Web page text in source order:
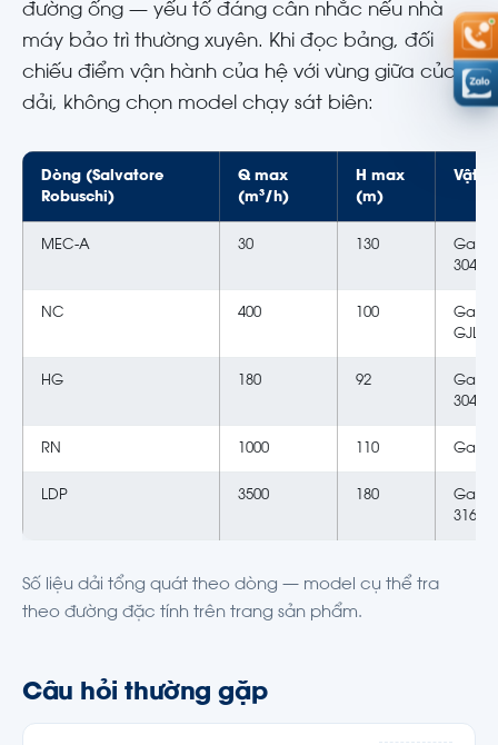
đường ống — yếu tố đáng cân nhắc nếu nhà
máy bảo trì thường xuyên. Khi đọc bảng, đối
chiếu điểm vận hành của hệ với vùng giữa của
dải, không chọn model chạy sát biên:
Dòng (Salvatore
Robuschi)
Q max
(m³/h)
H max
(m)
Vật
MEC-A 30 130
Gang
304
NC 400 100
Gang
GJL-
HG 180 92
Gang
304
RN 1000 110 Gang
LDP 3500 180
Gang
316
Số liệu dải tổng quát theo dòng — model cụ thể tra
theo đường đặc tính trên trang sản phẩm.
Câu hỏi thường gặp